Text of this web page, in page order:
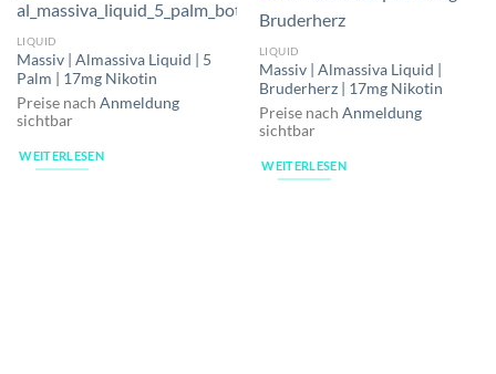
LIQUID
Massiv | Almassiva Liquid | 5
Palm | 17mg Nikotin
Preise nach Anmeldung
sichtbar
WEITERLESEN
LIQUID
Massiv | Almassiva Liquid |
Bruderherz | 17mg Nikotin
Preise nach Anmeldung
sichtbar
WEITERLESEN